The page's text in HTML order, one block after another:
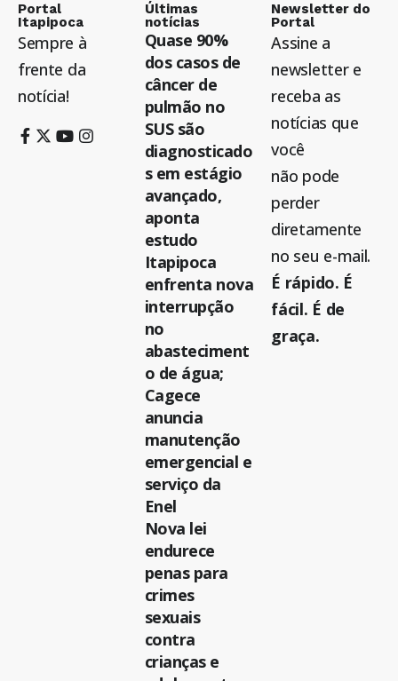
Portal
Itapipoca
Sempre à
frente da
notícia!
Últimas
notícias
Quase 90%
dos casos de
câncer de
pulmão no
SUS são
diagnosticado
s em estágio
avançado,
aponta
estudo
Itapipoca
enfrenta nova
interrupção
no
abasteciment
o de água;
Cagece
anuncia
manutenção
emergencial e
serviço da
Enel
Nova lei
endurece
penas para
crimes
sexuais
contra
crianças e
Newsletter do
Portal
Assine a
newsletter e
receba as
notícias que
você
não pode
perder
diretamente
no seu e-mail.
É rápido. É
fácil. É de
graça.